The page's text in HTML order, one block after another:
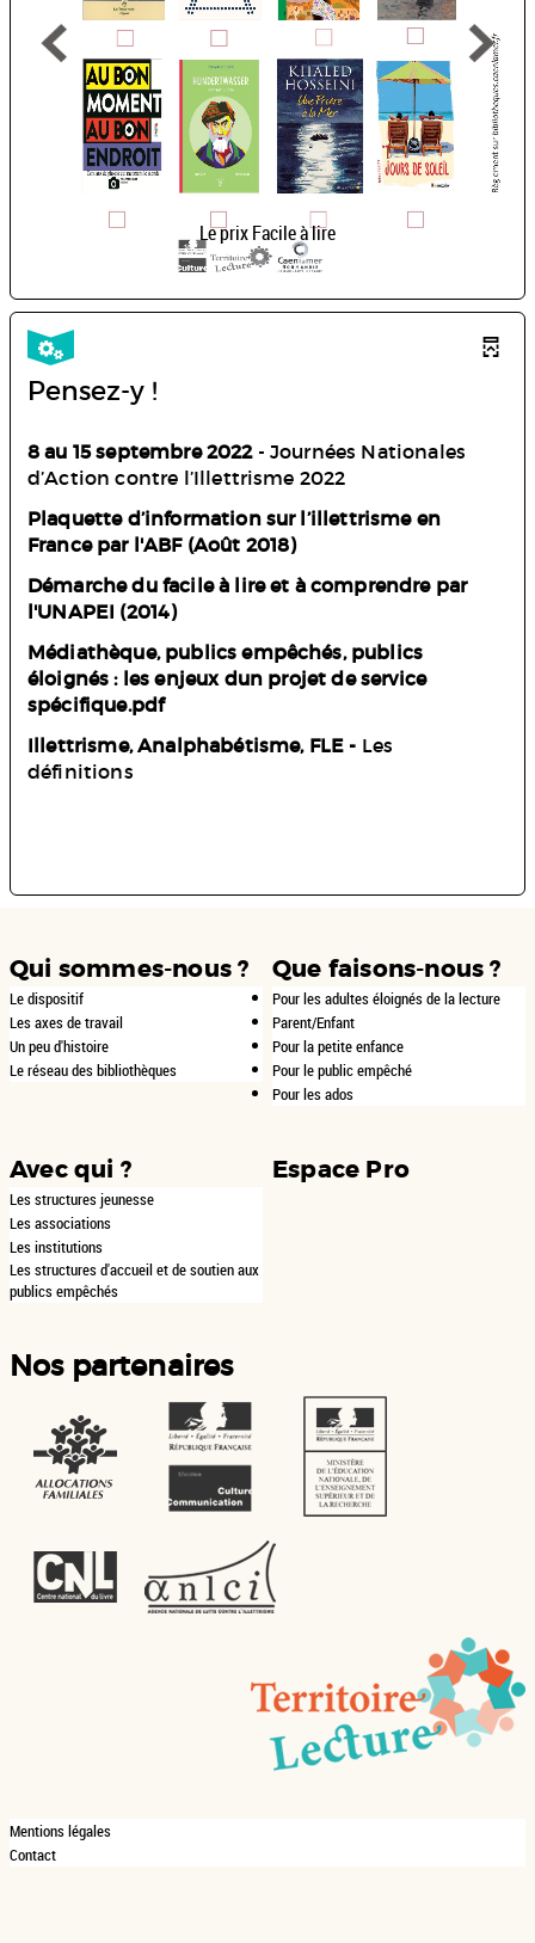
Le prix Facile à lire
Pensez-y !
8 au 15 septembre 2022- Journées Nationales
d’Action contre l’Illettrisme 2022
Plaquette d’information sur l’illettrisme en
France par l'ABF (Août 2018)
Démarche du facile à lire et à comprendre par
l'UNAPEI (2014)
Médiathèque, publics empêchés, publics
éloignés : les enjeux dun projet de service
spécifique.pdf
Illettrisme, Analphabétisme, FLE - Les
définitions
Qui sommes-nous ?
Le dispositif
Les axes de travail
Un peu d'histoire
Le réseau des bibliothèques
Que faisons-nous ?
Pour les adultes éloignés de la lecture
Parent/Enfant
Pour la petite enfance
Pour le public empêché
Pour les ados
Avec qui ?
Les structures jeunesse
Les associations
Les institutions
Les structures d'accueil et de soutien aux
publics empêchés
Espace Pro
Nos partenaires
Mentions légales
Contact